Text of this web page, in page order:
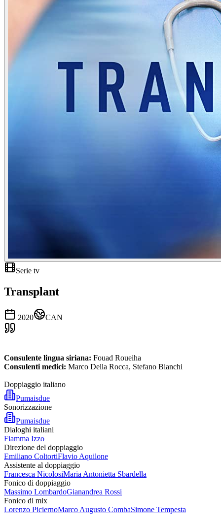
Serie tv
Transplant
2020 CAN
Consulente lingua siriana: Fouad Roueiha
Consulenti medici: Marco Della Rocca, Stefano Bianchi
Doppiaggio italiano
Pumaisdue
Sonorizzazione
Pumaisdue
Dialoghi italiani
Fiamma Izzo
Direzione del doppiaggio
Emiliano ColtortiFlavio Aquilone
Assistente al doppiaggio
Francesca NicolosiMaria Antonietta Sbardella
Fonico di doppiaggio
Massimo LombardoGianandrea Rossi
Fonico di mix
Lorenzo PiciernoMarco Augusto CombaSimone Tempesta